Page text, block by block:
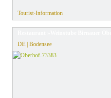
Tourist-Information
DE | Bodensee